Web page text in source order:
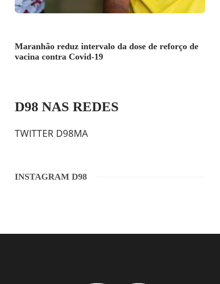
Maranhão reduz intervalo da dose de reforço de
vacina contra Covid-19
D98 NAS REDES
TWITTER D98MA
INSTAGRAM D98